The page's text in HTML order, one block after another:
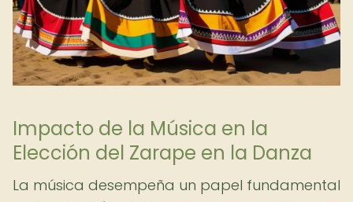
Impacto de la Música en la
Elección del Zarape en la Danza
La música desempeña un papel fundamental